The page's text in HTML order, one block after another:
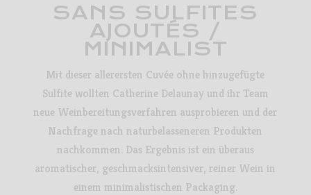
SANS SULFITES
AJOUTÉS /
MINIMALIST
Mit dieser allerersten Cuvée ohne hinzugefügte
Sulfite wollten Catherine Delaunay und ihr Team
neue Weinbereitungsverfahren ausprobieren und der
Nachfrage nach naturbelasseneren Produkten
nachkommen. Das Ergebnis ist ein überaus
aromatischer, geschmacksintensiver, reiner Wein in
einem minimalistischen Packaging.